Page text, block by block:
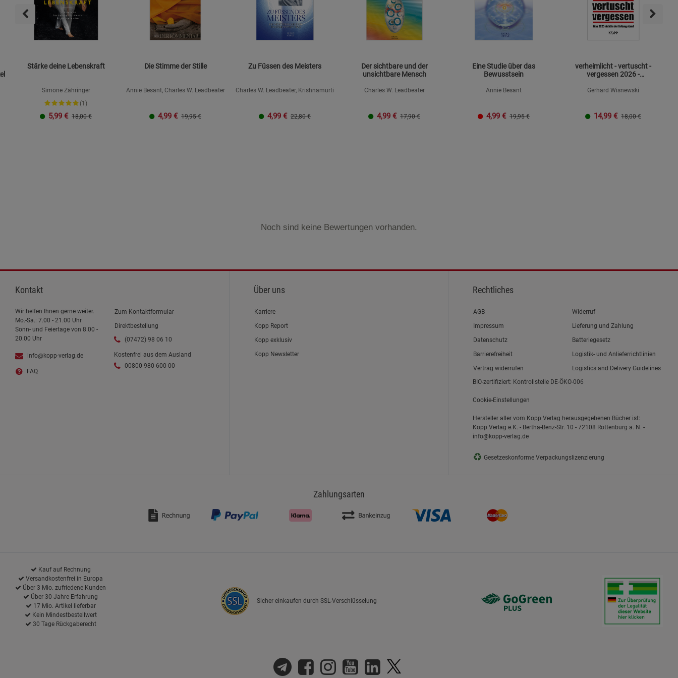
Stärke deine Lebenskraft
Simone Zähringer
(1)
5,99 € 18,00 €
Die Stimme der Stille
Annie Besant, Charles W. Leadbeater
4,99 € 19,95 €
Zu Füssen des Meisters
Charles W. Leadbeater, Krishnamurti
4,99 € 22,80 €
Der sichtbare und der
unsichtbare Mensch
Charles W. Leadbeater
4,99 € 17,90 €
Eine Studie über das
Bewusstsein
Annie Besant
4,99 € 19,95 €
verheimlicht - vertuscht -
vergessen 2026 -
Gerhard Wisnewski
14,99 € 18,00 €
Noch sind keine Bewertungen vorhanden.
Kontakt
Wir helfen Ihnen gerne weiter.
Mo.-Sa.: 7.00 - 21.00 Uhr
Sonn- und Feiertage von 8.00 -
20.00 Uhr
info@kopp-verlag.de
FAQ
Zum Kontaktformular
Direktbestellung
(07472) 98 06 10
Kostenfrei aus dem Ausland
00800 980 600 00
Über uns
Karriere
Kopp Report
Kopp exklusiv
Kopp Newsletter
Rechtliches
Link zum/zur
AGB
Link zum/zur
Impressum
Link zum/zur
Datenschutz
Link zum/zur
Barrierefreiheit
Vertrag widerrufen
Widerruf
Lieferung und Zahlung
Batteriegesetz
Logistik- und Anlieferrichtlinien
Logistics and Delivery Guidelines
BIO-zertifiziert: Kontrollstelle DE-ÖKO-006
Cookie-Einstellungen
Hersteller aller vom Kopp Verlag herausgegebenen Bücher ist:
Kopp Verlag e.K. - Bertha-Benz-Str. 10 - 72108 Rottenburg a. N. -
info@kopp-verlag.de
♻ Gesetzeskonforme Verpackungslizenzierung
Zahlungsarten
Kauf auf Rechnung
Versandkostenfrei in Europa
Über 3 Mio. zufriedene Kunden
Über 30 Jahre Erfahrung
17 Mio. Artikel lieferbar
Kein Mindestbestellwert
30 Tage Rückgaberecht
Sicher einkaufen durch SSL-Verschlüsselung